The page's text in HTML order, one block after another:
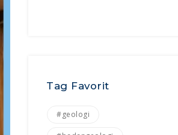
Tag Favorit
#geologi